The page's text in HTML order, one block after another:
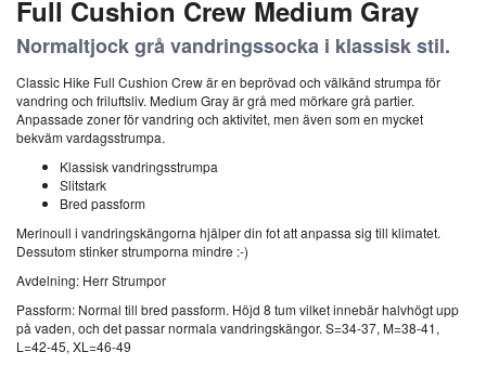
Full Cushion Crew Medium Gray
Normaltjock grå vandringssocka i klassisk stil.
Classic Hike Full Cushion Crew är en beprövad och välkänd strumpa för
vandring och friluftsliv. Medium Gray är grå med mörkare grå partier.
Anpassade zoner för vandring och aktivitet, men även som en mycket
bekväm vardagsstrumpa.
Klassisk vandringsstrumpa
Slitstark
Bred passform
Merinoull i vandringskängorna hjälper din fot att anpassa sig till klimatet.
Dessutom stinker strumporna mindre :-)
Avdelning: Herr Strumpor
Passform: Normal till bred passform. Höjd 8 tum vilket innebär halvhögt upp
på vaden, och det passar normala vandringskängor. S=34-37, M=38-41,
L=42-45, XL=46-49